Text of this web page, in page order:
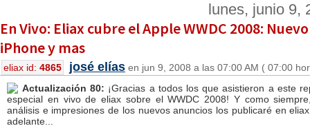
lunes, junio 9,
En Vivo: Eliax cubre el Apple WWDC 2008: Nuevo
iPhone y mas
eliax id: 4865 josé elías en jun 9, 2008 a las 07:00 AM ( 07:00
Actualización 80: ¡Gracias a todos los que asistieron a este
especial en vivo de eliax sobre el WWDC 2008! Y como
análisis e impresiones de los nuevos anuncios los publicaré en
adelante...